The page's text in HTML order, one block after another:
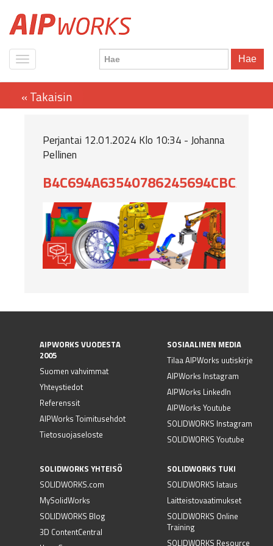
Hae
Perjantai 12.01.2024 Klo 10:34 - Johanna
Pellinen
AIPWORKS VUODESTA
2005
Suomen vahvimmat
Yhteystiedot
Referenssit
AIPWorks Toimitusehdot
Tietosuojaseloste
SOSIAALINEN MEDIA
Tilaa AIPWorks uutiskirje
AIPWorks Instagram
AIPWorks LinkedIn
AIPWorks Youtube
SOLIDWORKS Instagram
SOLIDWORKS Youtube
SOLIDWORKS YHTEISÖ
SOLIDWORKS.com
MySolidWorks
SOLIDWORKS Blog
3D ContentCentral
SOLIDWORKS TUKI
SOLIDWORKS lataus
Laitteistovaatimukset
SOLIDWORKS Online
Training
SOLIDWORKS Resource